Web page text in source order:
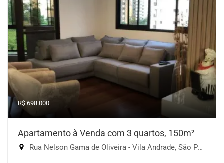
R$ 698.000
Apartamento à Venda com 3 quartos, 150m²
Rua Nelson Gama de Oliveira - Vila Andrade, São Paulo-SP